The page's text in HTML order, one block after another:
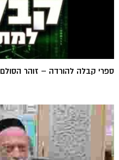
ספרי קבלה להורדה – זוהר הסולם